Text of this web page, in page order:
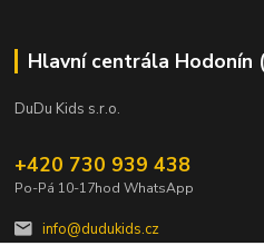
Hlavní centrála Hodonín
DuDu Kids s.r.o.
+420 730 939 438
Po-Pá 10-17hod WhatsApp
info@dudukids.cz